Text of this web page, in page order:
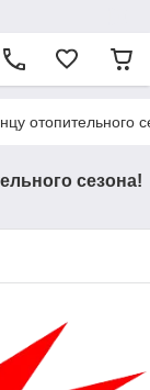
отопительного
сезона!